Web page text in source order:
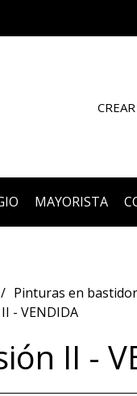
MAYORISTA
Pinturas en bastidor
- VENDIDA
II -